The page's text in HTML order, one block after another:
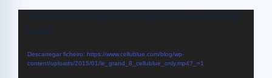
Reprodutor
Media error: Format(s) not supported or source(s) not
found
Descarregar ficheiro: https://www.cellublue.com/blog/wp-
content/uploads/2015/01/le_grand_8_cellublue_only.mp4?_=1